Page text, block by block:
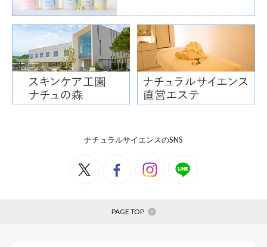
ナチュラルサイエンスのSNS
PAGE TOP